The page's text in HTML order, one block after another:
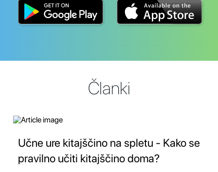
Članki
Učne ure kitajščino na spletu - Kako se
pravilno učiti kitajščino doma?